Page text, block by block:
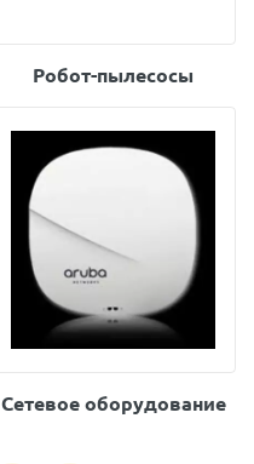
Робот-пылесосы
Сетевое оборудование